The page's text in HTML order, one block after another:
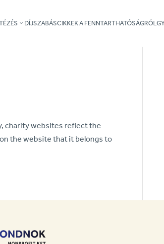
DÍJSZABÁSCIKKEK A FENNTARTHATÓSÁGRÓL
charity websites reflect the
the website that it belongs to